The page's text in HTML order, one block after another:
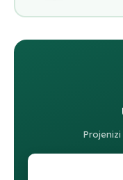
Projenizi